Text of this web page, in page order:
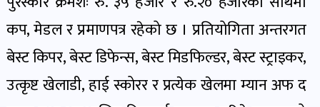
जोखिम
पोष्ट
खेल
कप, मेडल र प्रमाणपत्र रहेको छ । प्रतियोगिता अन्तरगत
बेस्ट किपर, बेस्ट डिफेन्स, बेस्ट मिडफिल्डर, बेस्ट स्ट्राइकर,
उत्कृष्ट खेलाडी, हाई स्कोरर र प्रत्येक खेलमा म्यान अफ द